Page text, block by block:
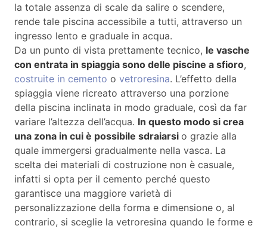
la totale assenza di scale da salire o scendere,
rende tale piscina accessibile a tutti, attraverso un
ingresso lento e graduale in acqua.
Da un punto di vista prettamente tecnico, le vasche
con entrata in spiaggia sono delle piscine a sfioro,
costruite in cemento o vetroresina. L’effetto della
spiaggia viene ricreato attraverso una porzione
della piscina inclinata in modo graduale, così da far
variare l’altezza dell’acqua. In questo modo si crea
una zona in cui è possibile sdraiarsi o grazie alla
quale immergersi gradualmente nella vasca. La
scelta dei materiali di costruzione non è casuale,
infatti si opta per il cemento perché questo
garantisce una maggiore varietà di
personalizzazione della forma e dimensione o, al
contrario, si sceglie la vetroresina quando le forme e